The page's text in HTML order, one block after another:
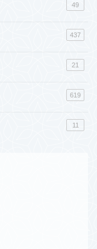
49
437
21
619
11